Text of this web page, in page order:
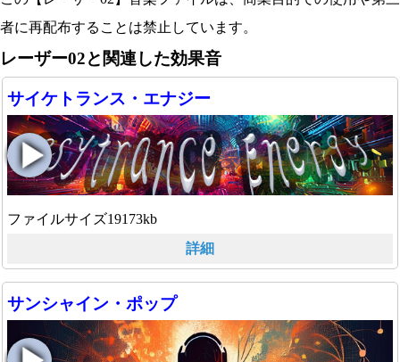
者に再配布することは禁止しています。
レーザー02と関連した効果音
サイケトランス・エナジー
ファイルサイズ19173kb
詳細
サンシャイン・ポップ